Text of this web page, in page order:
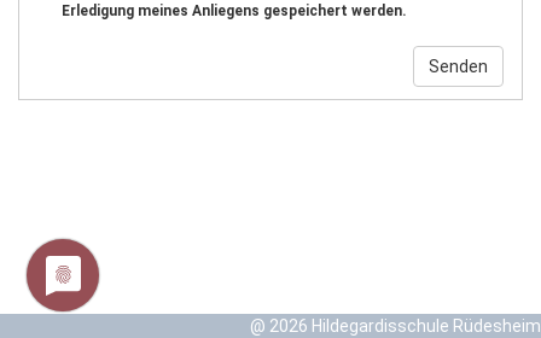
Erledigung meines Anliegens gespeichert werden.
@ 2026 Hildegardisschule Rüdesheim